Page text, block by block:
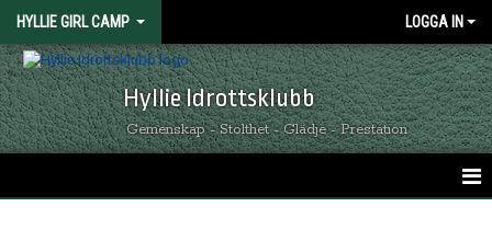
HYLLIE GIRL CAMP LOGGA IN
Hyllie Idrottsklubb
Gemenskap - Stolthet - Glädje - Prestation